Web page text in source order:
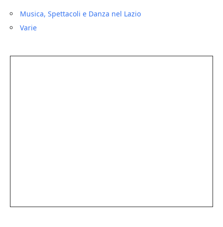
Musica, Spettacoli e Danza nel Lazio
Varie